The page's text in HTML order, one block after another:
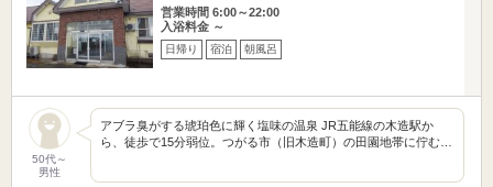
営業時間 6:00～22:00
入浴料金 ～
日帰り 宿泊 朝風呂
50代～
男性
アブラ臭がする琥珀色に輝く塩味の温泉 JR五能線の木造駅か
ら、徒歩で15分弱位。つがる市（旧木造町）の田園地帯に佇む…